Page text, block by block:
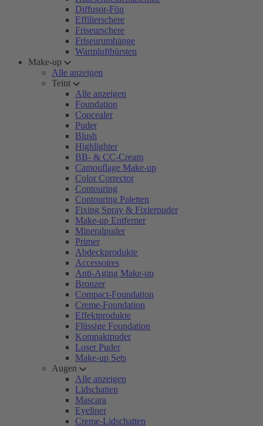
Diffusor-Fön
Effilierschere
Friseurschere
Friseurumhänge
Warmluftbürsten
Make-up
Alle anzeigen
Teint
Alle anzeigen
Foundation
Concealer
Puder
Blush
Highlighter
BB- & CC-Cream
Camouflage Make-up
Color Corrector
Contouring
Contouring Paletten
Fixing Spray & Fixierpuder
Make-up Entferner
Mineralpuder
Primer
Abdeckprodukte
Accessoires
Anti-Aging Make-up
Bronzer
Compact-Foundation
Creme-Foundation
Effektprodukte
Flüssige Foundation
Kompaktpuder
Loser Puder
Make-up Sets
Augen
Alle anzeigen
Lidschatten
Mascara
Eyeliner
Creme-Lidschatten